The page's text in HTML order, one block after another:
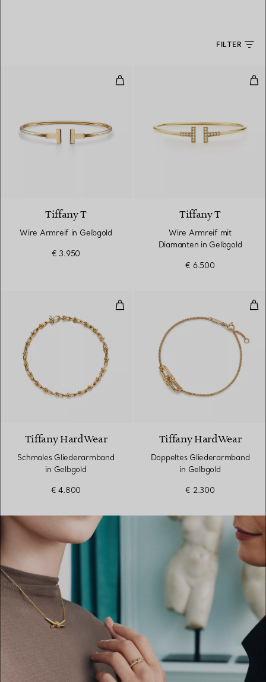
FILTER
Wire Armreif in Gelbgold
Tiffany T
Wire Armreif in Gelbgold
€ 3.950
Tiffany T
Wire Armreif mit
Diamanten in Gelbgold
€ 6.500
Schmales Gliederarmband in
Tiffany HardWear
Schmales Gliederarmband
in Gelbgold
€ 4.800
Tiffany HardWear
Doppeltes Gliederarmband
in Gelbgold
€ 2.300